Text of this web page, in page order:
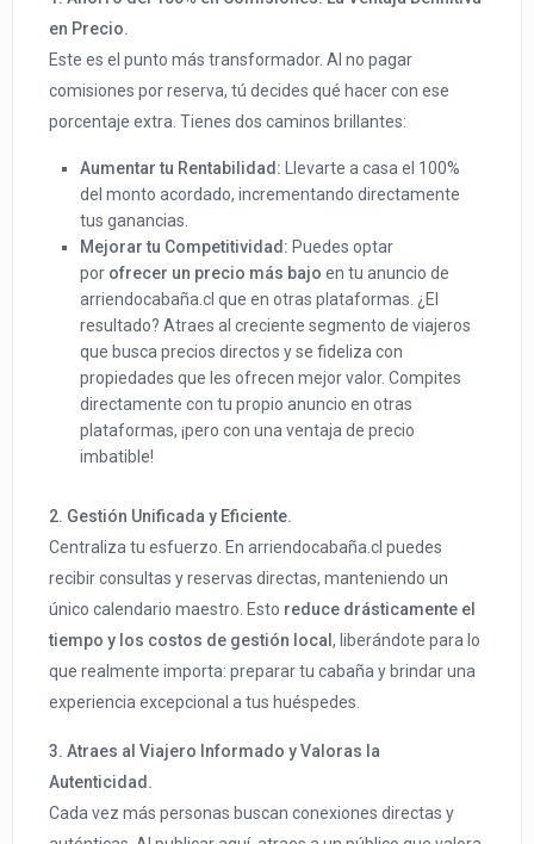
en Precio.
Este es el punto más transformador. Al no pagar
comisiones por reserva, tú decides qué hacer con ese
porcentaje extra. Tienes dos caminos brillantes:
Aumentar tu Rentabilidad: Llevarte a casa el 100%
del monto acordado, incrementando directamente
tus ganancias.
Mejorar tu Competitividad: Puedes optar
por ofrecer un precio más bajo en tu anuncio de
arriendocabaña.cl que en otras plataformas. ¿El
resultado? Atraes al creciente segmento de viajeros
que busca precios directos y se fideliza con
propiedades que les ofrecen mejor valor. Compites
directamente con tu propio anuncio en otras
plataformas, ¡pero con una ventaja de precio
imbatible!
2. Gestión Unificada y Eficiente.
Centraliza tu esfuerzo. En arriendocabaña.cl puedes
recibir consultas y reservas directas, manteniendo un
único calendario maestro. Esto reduce drásticamente el
tiempo y los costos de gestión local, liberándote para lo
que realmente importa: preparar tu cabaña y brindar una
experiencia excepcional a tus huéspedes.
3. Atraes al Viajero Informado y Valoras la
Autenticidad.
Cada vez más personas buscan conexiones directas y